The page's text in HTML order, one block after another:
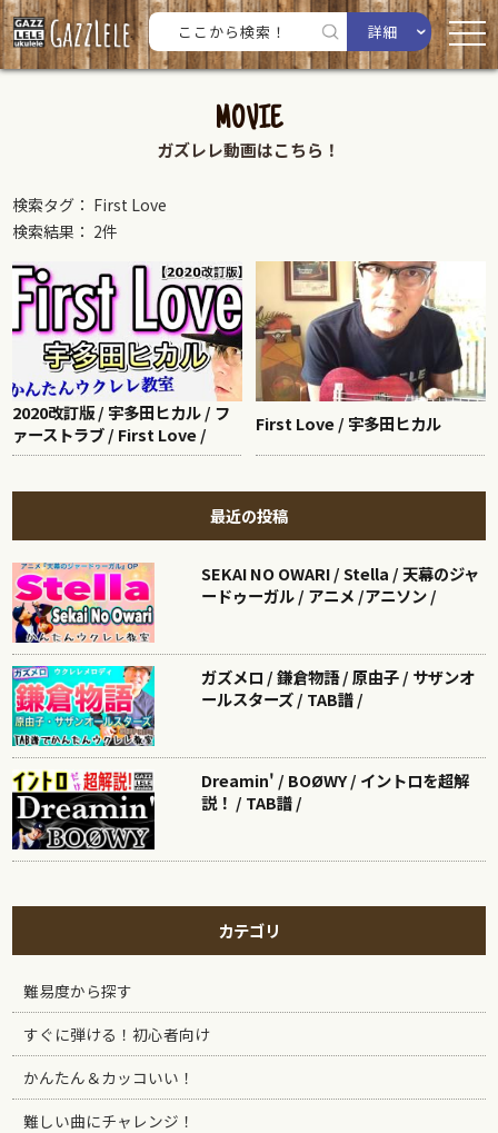
詳細
MOVIE
ガズレレ動画はこちら！
検索タグ： First Love
検索結果： 2件
2020改訂版 / 宇多田ヒカル / フ
ァーストラブ / First Love /
First Love / 宇多田ヒカル
最近の投稿
SEKAI NO OWARI / Stella / 天幕のジャ
ードゥーガル / アニメ /アニソン /
ガズメロ / 鎌倉物語 / 原由子 / サザンオ
ールスターズ / TAB譜 /
Dreamin' / BOØWY / イントロを超解
説！ / TAB譜 /
カテゴリ
難易度から探す
すぐに弾ける！初心者向け
かんたん＆カッコいい！
難しい曲にチャレンジ！